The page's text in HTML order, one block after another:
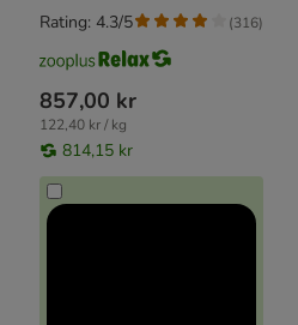
857,00 kr
122,40 kr / kg
814,15 kr
Rating: 4.3/5 (316)